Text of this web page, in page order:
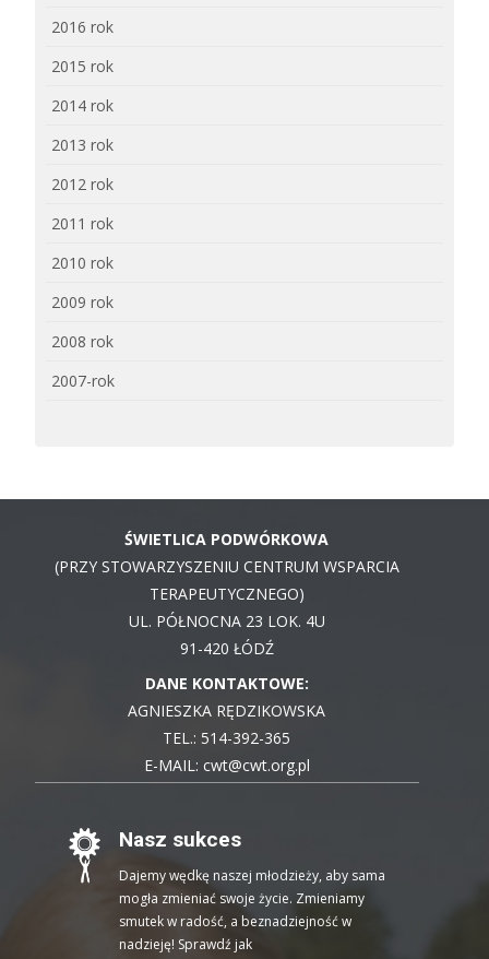
2016 rok
2015 rok
2014 rok
2013 rok
2012 rok
2011 rok
2010 rok
2009 rok
2008 rok
2007-rok
ŚWIETLICA PODWÓRKOWA
(PRZY STOWARZYSZENIU CENTRUM WSPARCIA
TERAPEUTYCZNEGO)
UL. PÓŁNOCNA 23 LOK. 4U
91-420 ŁÓDŹ
DANE KONTAKTOWE:
AGNIESZKA RĘDZIKOWSKA
TEL.: 514-392-365
E-MAIL: cwt@cwt.org.pl
Nasz sukces
Dajemy wędkę naszej młodzieży, aby sama
mogła zmieniać swoje życie. Zmieniamy
smutek w radość, a beznadziejność w
nadzieję! Sprawdź jak